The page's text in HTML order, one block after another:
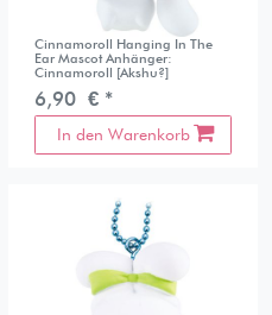
Cinnamoroll Hanging In The
Ear Mascot Anhänger:
Cinnamoroll [Akshu?]
6,90 € *
In den Warenkorb